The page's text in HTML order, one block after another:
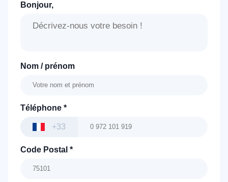
Bonjour,
Nom / prénom
Téléphone *
+33
Code Postal *